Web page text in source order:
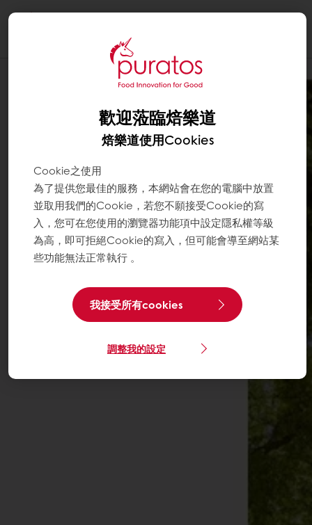
歡迎蒞臨焙樂道
焙樂道使用Cookies
Cookie之使用
為了提供您最佳的服務，本網站會在您的電腦中放置
並取用我們的Cookie，若您不願接受Cookie的寫
入，您可在您使用的瀏覽器功能項中設定隱私權等級
為高，即可拒絕Cookie的寫入，但可能會導至網站某
些功能無法正常執行 。
我接受所有cookies
調整我的設定